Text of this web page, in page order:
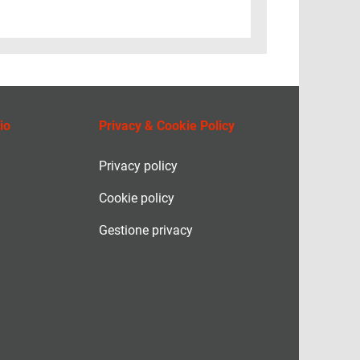
Privacy & Cookie Policy
Privacy policy
Cookie policy
Gestione privacy